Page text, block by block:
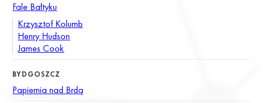
Fale Bałtyku
Krzysztof Kolumb
Henry Hudson
James Cook
BYDGOSZCZ
Papiernia nad Brdą